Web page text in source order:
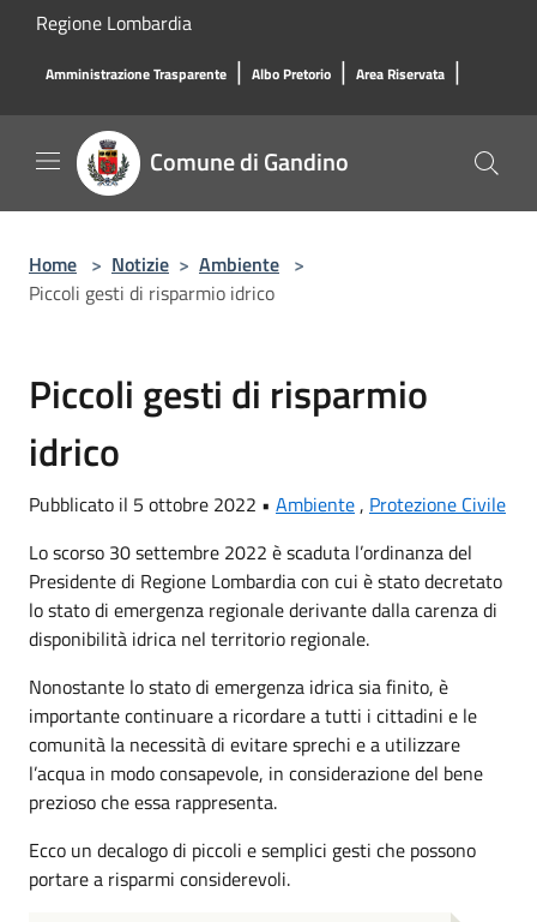
Salta al contenuto principale
Regione Lombardia
Amministrazione Trasparente | Albo Pretorio | Area Riservata |
Comune di Gandino
Home > Notizie > Ambiente >
Piccoli gesti di risparmio idrico
Piccoli gesti di risparmio
idrico
Pubblicato il 5 ottobre 2022 • Ambiente, Protezione Civile
Lo scorso 30 settembre 2022 è scaduta l’ordinanza del
Presidente di Regione Lombardia con cui è stato decretato
lo stato di emergenza regionale derivante dalla carenza di
disponibilità idrica nel territorio regionale.
Nonostante lo stato di emergenza idrica sia finito, è
importante continuare a ricordare a tutti i cittadini e le
comunità la necessità di evitare sprechi e a utilizzare
l’acqua in modo consapevole, in considerazione del bene
prezioso che essa rappresenta.
Ecco un decalogo di piccoli e semplici gesti che possono
portare a risparmi considerevoli.